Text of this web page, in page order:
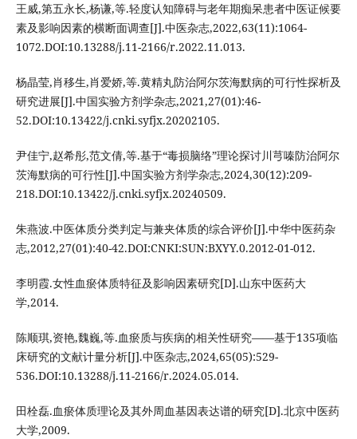
王威,第五永长,杨谦,等.轻度认知障碍与老年期痴呆患者中医证候要
素及影响因素的横断面调查[J].中医杂志,2022,63(11):1064-
1072.DOI:10.13288/j.11-2166/r.2022.11.013.
杨晶莹,肖移生,肖爱娇,等.黄精丸防治阿尔茨海默病的可行性探析及
研究进展[J].中国实验方剂学杂志,2021,27(01):46-
52.DOI:10.13422/j.cnki.syfjx.20202105.
尹佳宁,赵希彤,范文倩,等.基于“毒损脑络”理论探讨川芎嗪防治阿尔
茨海默病的可行性[J].中国实验方剂学杂志,2024,30(12):209-
218.DOI:10.13422/j.cnki.syfjx.20240509.
朱燕波.中医体质分类判定与兼夹体质的综合评价[J].中华中医药杂
志,2012,27(01):40-42.DOI:CNKI:SUN:BXYY.0.2012-01-012.
李明霞.女性血瘀体质特征及影响因素研究[D].山东中医药大
学,2014.
陈顺琪,资艳,魏巍,等.血瘀质与疾病的相关性研究——基于135项临
床研究的文献计量分析[J].中医杂志,2024,65(05):529-
536.DOI:10.13288/j.11-2166/r.2024.05.014.
田栓磊.血瘀体质理论及其外周血基因表达谱的研究[D].北京中医药
大学,2009.